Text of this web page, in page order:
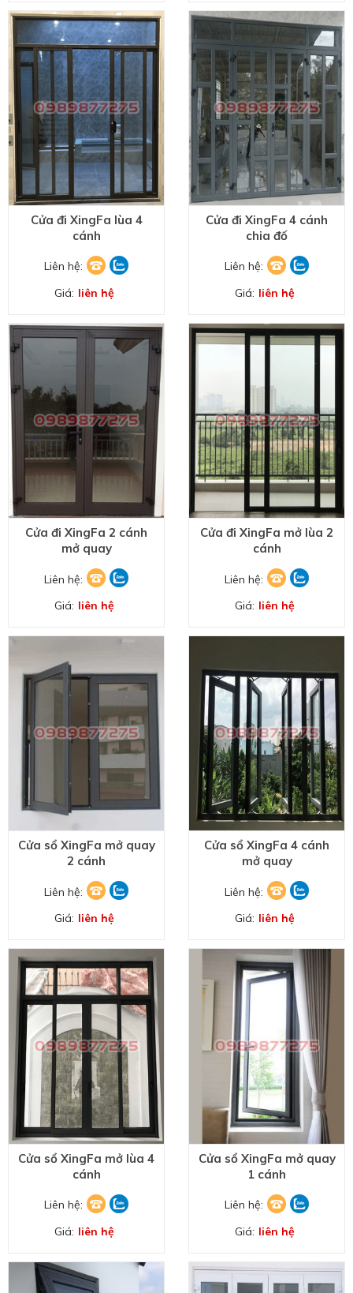
Cửa đi XingFa lùa 4
cánh
Liên hệ:
Giá: liên hệ
Cửa đi XingFa 4 cánh
chia đố
Liên hệ:
Giá: liên hệ
Cửa đi XingFa 2 cánh
mở quay
Liên hệ:
Giá: liên hệ
Cửa đi XingFa mở lùa 2
cánh
Liên hệ:
Giá: liên hệ
Cửa sổ XingFa mở quay
2 cánh
Liên hệ:
Giá: liên hệ
Cửa sổ XingFa 4 cánh
mở quay
Liên hệ:
Giá: liên hệ
Cửa sổ XingFa mở lùa 4
cánh
Liên hệ:
Giá: liên hệ
Cửa sổ XingFa mở quay
1 cánh
Liên hệ:
Giá: liên hệ